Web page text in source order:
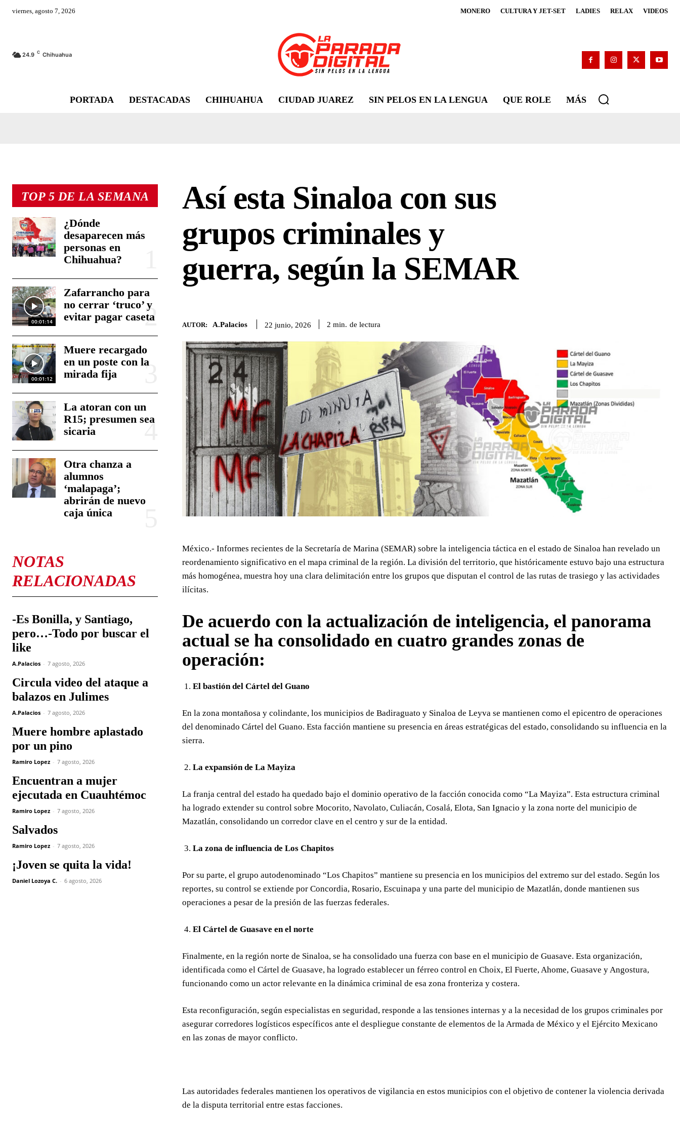
viernes, agosto 7, 2026 MONERO CULTURA Y JET-SET LADIES RELAX VIDEOS
24.9 C Chihuahua
PORTADA DESTACADAS CHIHUAHUA CIUDAD JUAREZ SIN PELOS EN LA LENGUA QUE ROLE MÁS
TOP 5 DE LA SEMANA
¿Dónde
desaparecen más
personas en
Chihuahua?
00:01:14
Zafarrancho para
no cerrar ‘truco’ y
evitar pagar caseta
00:01:12
Muere recargado
en un poste con la
mirada fija
La atoran con un
R15; presumen sea
sicaria
Otra chanza a
alumnos
‘malapaga’;
abrirán de nuevo
caja única
NOTAS
RELACIONADAS
-Es Bonilla, y Santiago,
pero…-Todo por buscar el
like
A.Palacios - 7 agosto, 2026
Circula video del ataque a
balazos en Julimes
A.Palacios - 7 agosto, 2026
Muere hombre aplastado
por un pino
Ramiro Lopez - 7 agosto, 2026
Encuentran a mujer
ejecutada en Cuauhtémoc
Ramiro Lopez - 7 agosto, 2026
Salvados
Ramiro Lopez - 7 agosto, 2026
¡Joven se quita la vida!
Daniel Lozoya C. - 6 agosto, 2026
Así esta Sinaloa con sus
grupos criminales y
guerra, según la SEMAR
AUTOR: A.Palacios 22 junio, 2026 2 min. de lectura
México.- Informes recientes de la Secretaría de Marina (SEMAR) sobre la inteligencia táctica en el estado de Sinaloa han revelado un
reordenamiento significativo en el mapa criminal de la región. La división del territorio, que históricamente estuvo bajo una estructura
más homogénea, muestra hoy una clara delimitación entre los grupos que disputan el control de las rutas de trasiego y las actividades
ilícitas.
De acuerdo con la actualización de inteligencia, el panorama
actual se ha consolidado en cuatro grandes zonas de
operación:
El bastión del Cártel del Guano
En la zona montañosa y colindante, los municipios de Badiraguato y Sinaloa de Leyva se mantienen como el epicentro de operaciones
del denominado Cártel del Guano. Esta facción mantiene su presencia en áreas estratégicas del estado, consolidando su influencia en la
sierra.
La expansión de La Mayiza
La franja central del estado ha quedado bajo el dominio operativo de la facción conocida como “La Mayiza”. Esta estructura criminal
ha logrado extender su control sobre Mocorito, Navolato, Culiacán, Cosalá, Elota, San Ignacio y la zona norte del municipio de
Mazatlán, consolidando un corredor clave en el centro y sur de la entidad.
La zona de influencia de Los Chapitos
Por su parte, el grupo autodenominado “Los Chapitos” mantiene su presencia en los municipios del extremo sur del estado. Según los
reportes, su control se extiende por Concordia, Rosario, Escuinapa y una parte del municipio de Mazatlán, donde mantienen sus
operaciones a pesar de la presión de las fuerzas federales.
El Cártel de Guasave en el norte
Finalmente, en la región norte de Sinaloa, se ha consolidado una fuerza con base en el municipio de Guasave. Esta organización,
identificada como el Cártel de Guasave, ha logrado establecer un férreo control en Choix, El Fuerte, Ahome, Guasave y Angostura,
funcionando como un actor relevante en la dinámica criminal de esa zona fronteriza y costera.
Esta reconfiguración, según especialistas en seguridad, responde a las tensiones internas y a la necesidad de los grupos criminales por
asegurar corredores logísticos específicos ante el despliegue constante de elementos de la Armada de México y el Ejército Mexicano
en las zonas de mayor conflicto.
Las autoridades federales mantienen los operativos de vigilancia en estos municipios con el objetivo de contener la violencia derivada
de la disputa territorial entre estas facciones.